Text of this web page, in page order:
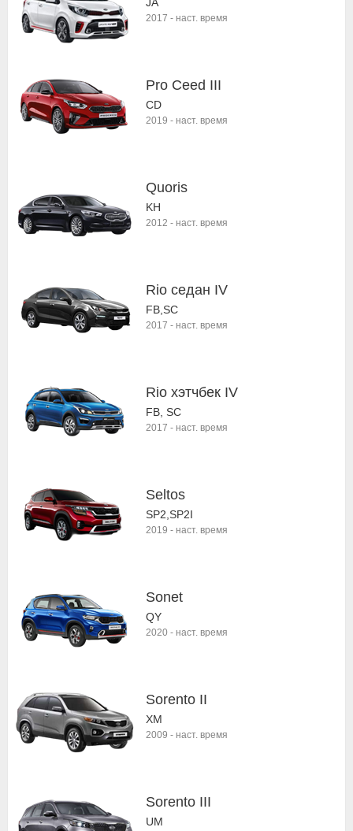
2017 - наст. время
Pro Ceed III
CD
2019 - наст. время
Quoris
KH
2012 - наст. время
Rio седан IV
FB,SC
2017 - наст. время
Rio хэтчбек IV
FB, SC
2017 - наст. время
Seltos
SP2,SP2I
2019 - наст. время
Sonet
QY
2020 - наст. время
Sorento II
XM
2009 - наст. время
Sorento III
UM